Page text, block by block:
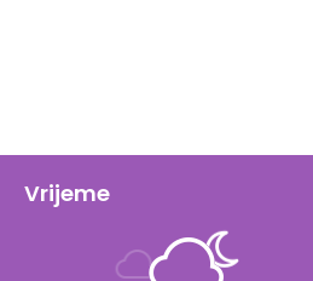
Vrijeme